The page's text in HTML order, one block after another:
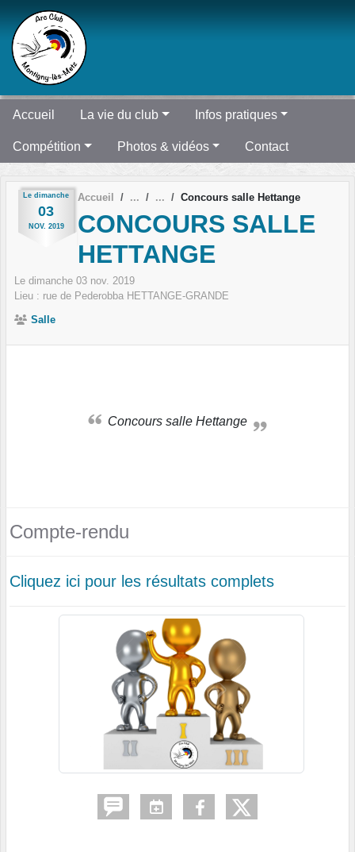
Accueil La vie du club Infos pratiques
Compétition Photos & vidéos Contact
Le dimanche
03
NOV. 2019
Accueil Concours salle Hettange
CONCOURS SALLE
HETTANGE
Le dimanche 03 nov. 2019
Lieu : rue de Pederobba HETTANGE-GRANDE
Salle
Concours salle Hettange
Compte-rendu
Cliquez ici pour les résultats complets
Panneau de gestion des cookies